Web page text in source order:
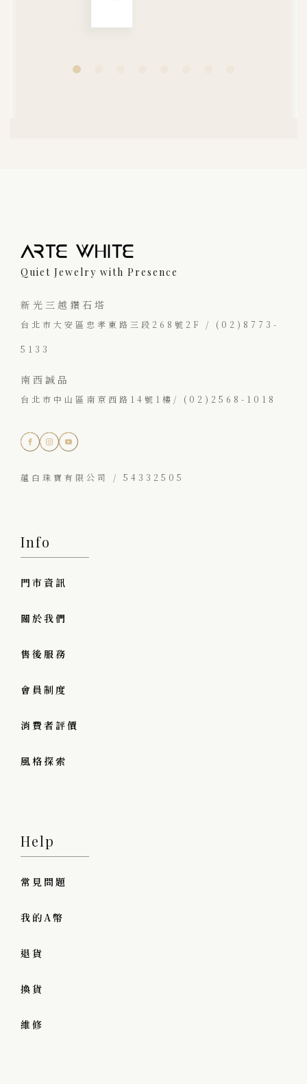
Quiet Jewelry with Presence
新光三越鑽石塔
台北市大安區忠孝東路三段268號2F / (02)8773-
5133
南西誠品
台北市中山區南京西路14號1樓/ (02)2568-1018
蘊白珠寶有限公司 / 54332505
Info
門市資訊
關於我們
售後服務
會員制度
消費者評價
風格探索
Help
常見問題
我的A幣
退貨
換貨
維修